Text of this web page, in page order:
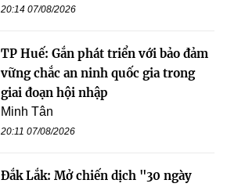
20:14 07/08/2026
TP Huế: Gắn phát triển với bảo đảm
vững chắc an ninh quốc gia trong
giai đoạn hội nhập
Minh Tân
20:11 07/08/2026
Đắk Lắk: Mở chiến dịch "30 ngày